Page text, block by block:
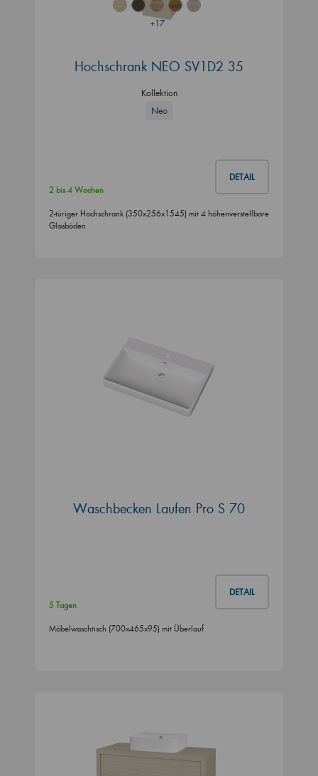
+17
Hochschrank NEO SV1D2 35
Kollektion
Neo
DETAIL
2 bis 4 Wochen
2-türiger Hochschrank (350x256x1545) mit 4 höhenverstellbare
Glasböden
Waschbecken Laufen Pro S 70
DETAIL
5 Tagen
Möbelwaschtisch (700x465x95) mit Überlauf